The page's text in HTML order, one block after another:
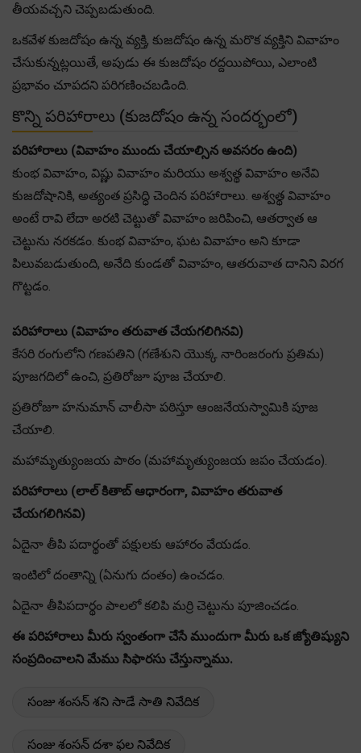
తీయవచ్చని చెప్పబడుతుంది.
ఒకవేళ కుజదోషం ఉన్న వ్యక్తి, కుజదోషం ఉన్న మరొక వ్యక్తిని వివాహం
చేసుకున్నట్లయితే, అపుడు ఈ కుజదోషం రద్దయిపోయి, ఎలాంటి
ప్రభావం చూపదని పరిగణించబడింది.
కొన్ని పరిహారాలు (కుజదోషం ఉన్న సందర్భంలో)
పరిహారాలు (వివాహం ముందు చేయాల్సిన అవసరం ఉంది)
కుంభ వివాహం, విష్ణు వివాహం మరియు అశ్వత్థ వివాహం అనేవి
కుజదోషానికి, అత్యంత ప్రసిద్ధి చెందిన పరిహారాలు. అశ్వత్థ వివాహం
అంటే రావి లేదా అరటి చెట్టుతో వివాహం జరిపించి, ఆతర్వాత ఆ
చెట్టును నరకడం. కుంభ వివాహం, ఘట వివాహం అని కూడా
పిలువబడుతుంది, అనేది కుండతో వివాహం, ఆతరువాత దానిని విరగ
గొట్టడం.
పరిహారాలు (వివాహం తరువాత చేయగలిగినవి)
కేసరి రంగులోని గణపతిని (గణేశుని యొక్క నారింజరంగు ప్రతిమ)
పూజగదిలో ఉంచి, ప్రతిరోజూ పూజ చేయాలి.
ప్రతిరోజూ హనుమాన్ చాలీసా పఠిస్తూ ఆంజనేయస్వామికి పూజ
చేయాలి.
మహామృత్యుంజయ పాఠం (మహామృత్యుంజయ జపం చేయడం).
పరిహారాలు (లాల్ కితాబ్ ఆధారంగా, వివాహం తరువాత
చేయగలిగినవి)
ఏదైనా తీపి పదార్థంతో పక్షులకు ఆహారం వేయడం.
ఇంటిలో దంతాన్ని (ఏనుగు దంతం) ఉంచడం.
ఏదైనా తీపిపదార్థం పాలలో కలిపి మర్రి చెట్టును పూజించడం.
ఈ పరిహారాలు మీరు స్వంతంగా చేసే ముందుగా మీరు ఒక జ్యోతిష్యుని
సంప్రదించాలని మేము సిఫారసు చేస్తున్నాము.
సంజు శంసన్ శని సాడే సాతి నివేదిక
సంజు శంసన్ దశా ఫల నివేదిక